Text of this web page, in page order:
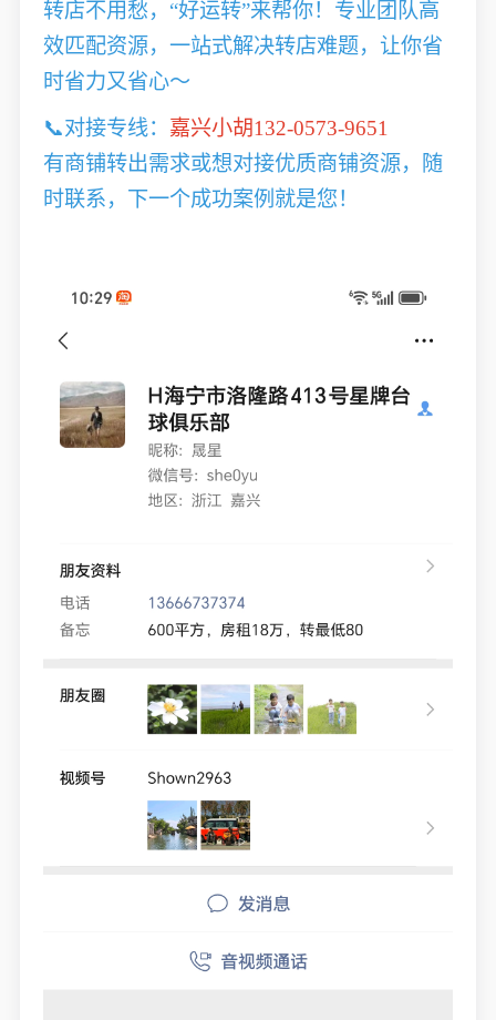
转店不用愁，“好运转”来帮你！专业团队高
效匹配资源，一站式解决转店难题，让你省
时省力又省心～
📞对接专线： 嘉兴小胡132-0573-9651
有商铺转出需求或想对接优质商铺资源，随
时联系，下一个成功案例就是您！